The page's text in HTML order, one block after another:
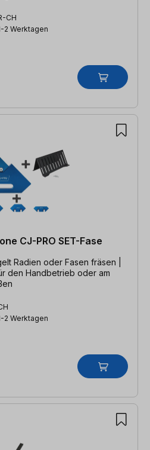
CH
2 Werktagen
CJ-PRO SET-Fase
Radien oder Fasen fräsen |
den Handbetrieb oder am
2 Werktagen